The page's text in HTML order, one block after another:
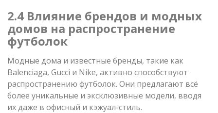
2.4 Влияние брендов и модных
домов на распространение
футболок
Модные дома и известные бренды, такие как
Balenciaga, Gucci и Nike, активно способствуют
распространению футболок. Они предлагают всё
более уникальные и эксклюзивные модели, вводя
их даже в офисный и кэжуал-стиль.